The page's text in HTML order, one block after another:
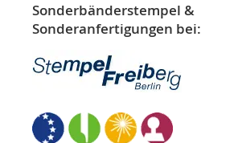
Sonderbänderstempel &
Sonderanfertigungen bei: